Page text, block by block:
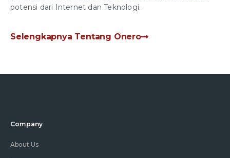
potensi dari Internet dan Teknologi.
Selengkapnya Tentang Onero
Company
About Us